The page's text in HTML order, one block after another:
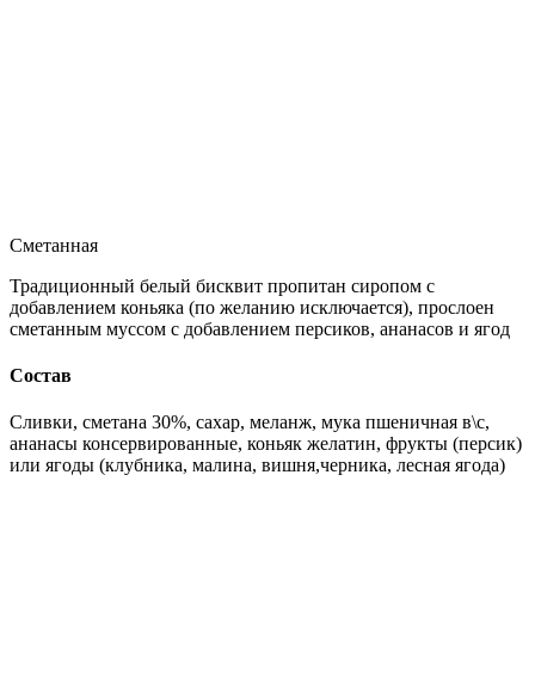
Сметанная
Традиционный белый бисквит пропитан сиропом с
добавлением коньяка (по желанию исключается), прослоен
сметанным муссом с добавлением персиков, ананасов и ягод
Состав
Сливки, сметана 30%, сахар, меланж, мука пшеничная в\с,
ананасы консервированные, коньяк желатин, фрукты (персик)
или ягоды (клубника, малина, вишня,черника, лесная ягода)